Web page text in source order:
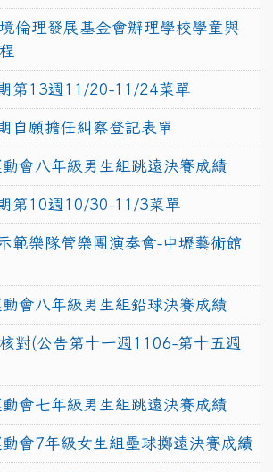
倫理發展基金會辦理學校學童與
第13週11/20-11/24菜單
自願擔任糾察登記表單
會八年級男生組跳遠決賽成績
第10週10/30-11/3菜單
範樂隊管樂團演奏會-中壢藝術館
會八年級男生組鉛球決賽成績
對(公告第十一週1106-第十五週
會七年級男生組跳遠決賽成績
會7年級女生組壘球擲遠決賽成績